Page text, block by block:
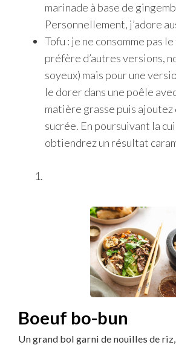
marinade à base de
Personnellement, j’adore
Tofu : je ne consomme pas
préfère d’autres versions,
soyeux) mais pour une
le dorer dans une poêle
matière grasse puis ajoutez
sucrée. En poursuivant la
obtiendrez un résultat
Boeuf bo-bun
Un grand bol garni de nouilles de